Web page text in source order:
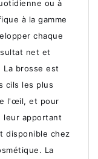
ou à
à la gamme
chaque
net et
brosse est
cils les plus
l'œil, et pour
leur apportant
disponible chez
La